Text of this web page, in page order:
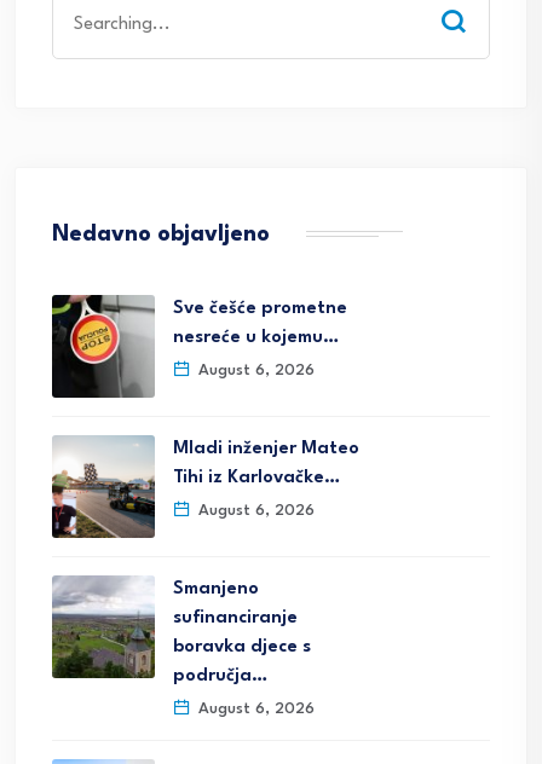
for:
Nedavno objavljeno
Sve češće prometne
nesreće u kojemu…
August 6, 2026
Mladi inženjer Mateo
Tihi iz Karlovačke…
August 6, 2026
Smanjeno
sufinanciranje
boravka djece s
područja…
August 6, 2026